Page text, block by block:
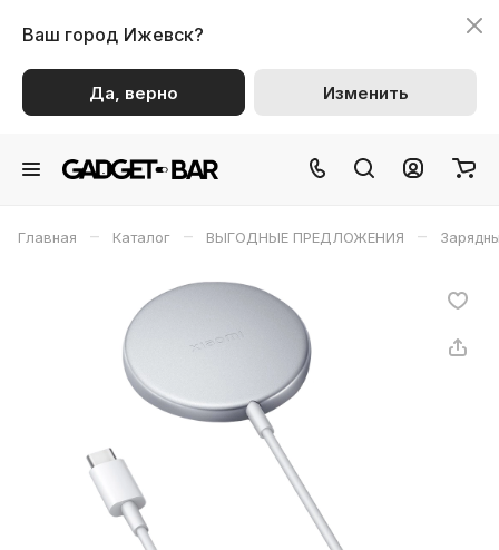
Ваш город Ижевск?
Да, верно Изменить
Главная – Каталог – ВЫГОДНЫЕ ПРЕДЛОЖЕНИЯ –